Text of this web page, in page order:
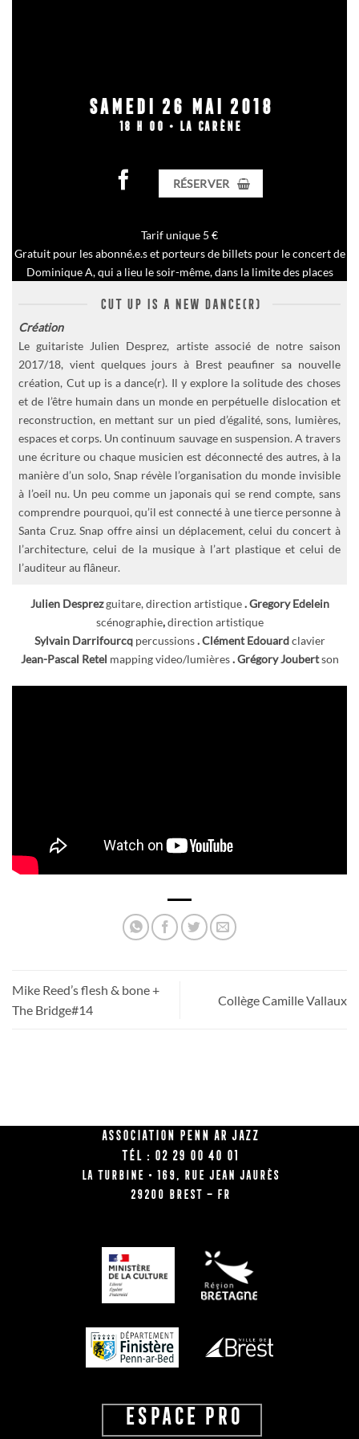
SAMEDI 26 MAI 2018
18 H 00 • LA CARÈNE
RÉSERVER
Tarif unique 5 €
Gratuit pour les abonné.e.s et porteurs de billets pour le concert de
Dominique A, qui a lieu le soir-même, dans la limite des places
CUT UP IS A NEW DANCE(R)
Création
Le guitariste Julien Desprez, artiste associé de notre saison
2017/18, vient quelques jours à Brest peaufiner sa nouvelle
création, Cut up is a dance(r). Il y explore la solitude des choses
et de l’être humain dans un monde en perpétuelle dislocation et
reconstruction, en mettant sur un pied d’égalité, sons, lumières,
espaces et corps. Un continuum sauvage en suspension. A travers
une écriture ou chaque musicien est déconnecté des autres, à la
manière d’un solo, Snap révèle l’organisation du monde invisible
à l’oeil nu. Un peu comme un japonais qui se rend compte, sans
comprendre pourquoi, qu’il est connecté à une tierce personne à
Santa Cruz. Snap offre ainsi un déplacement, celui du concert à
l’architecture, celui de la musique à l’art plastique et celui de
l’auditeur au flâneur.
Julien Desprezguitare, direction artistique. Gregory Edelein
scénographie,direction artistique
Sylvain Darrifourcq percussions. Clément Edouardclavier
Jean-Pascal Retel mapping video/lumières. Grégory Joubertson
Mike Reed’s flesh & bone +
The Bridge#14
Collège Camille Vallaux
Association Penn Ar Jazz
Tél : 02 29 00 40 01
La Turbine • 169, rue Jean Jaurès
29200 BREST – FR
ESPACE PRO